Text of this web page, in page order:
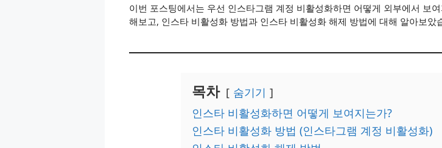
이번 포스팅에서는 우선 인스타그램 계정 비활성화하면 어떻게 외부에서 보
해보고, 인스타 비활성화 방법과 인스타 비활성화 해제 방법에 대해 알아보았
목차
숨기기
인스타 비활성화하면 어떻게 보여지는가?
인스타 비활성화 방법 (인스타그램 계정 비활성화)